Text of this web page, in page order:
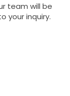
team will be
your inquiry.